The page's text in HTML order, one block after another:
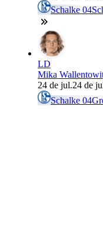
Schalke 04
LD
Mika
24 de jul.24 de
Schalke 04